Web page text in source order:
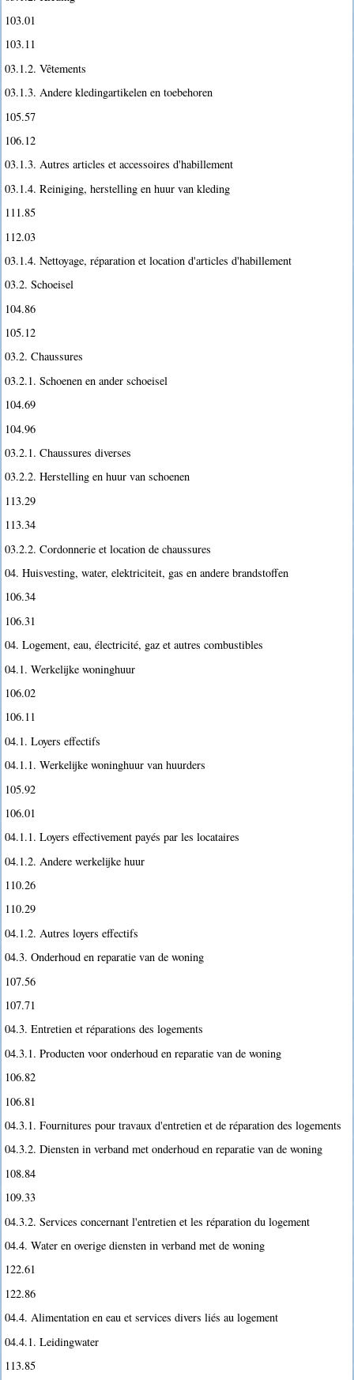
103.01
103.11
03.1.2. Vêtements
03.1.3. Andere kledingartikelen en toebehoren
105.57
106.12
03.1.3. Autres articles et accessoires d'habillement
03.1.4. Reiniging, herstelling en huur van kleding
111.85
112.03
03.1.4. Nettoyage, réparation et location d'articles d'habillement
03.2. Schoeisel
104.86
105.12
03.2. Chaussures
03.2.1. Schoenen en ander schoeisel
104.69
104.96
03.2.1. Chaussures diverses
03.2.2. Herstelling en huur van schoenen
113.29
113.34
03.2.2. Cordonnerie et location de chaussures
04. Huisvesting, water, elektriciteit, gas en andere brandstoffen
106.34
106.31
04. Logement, eau, électricité, gaz et autres combustibles
04.1. Werkelijke woninghuur
106.02
106.11
04.1. Loyers effectifs
04.1.1. Werkelijke woninghuur van huurders
105.92
106.01
04.1.1. Loyers effectivement payés par les locataires
04.1.2. Andere werkelijke huur
110.26
110.29
04.1.2. Autres loyers effectifs
04.3. Onderhoud en reparatie van de woning
107.56
107.71
04.3. Entretien et réparations des logements
04.3.1. Producten voor onderhoud en reparatie van de woning
106.82
106.81
04.3.1. Fournitures pour travaux d'entretien et de réparation des logements
04.3.2. Diensten in verband met onderhoud en reparatie van de woning
108.84
109.33
04.3.2. Services concernant l'entretien et les réparation du logement
04.4. Water en overige diensten in verband met de woning
122.61
122.86
04.4. Alimentation en eau et services divers liés au logement
04.4.1. Leidingwater
113.85